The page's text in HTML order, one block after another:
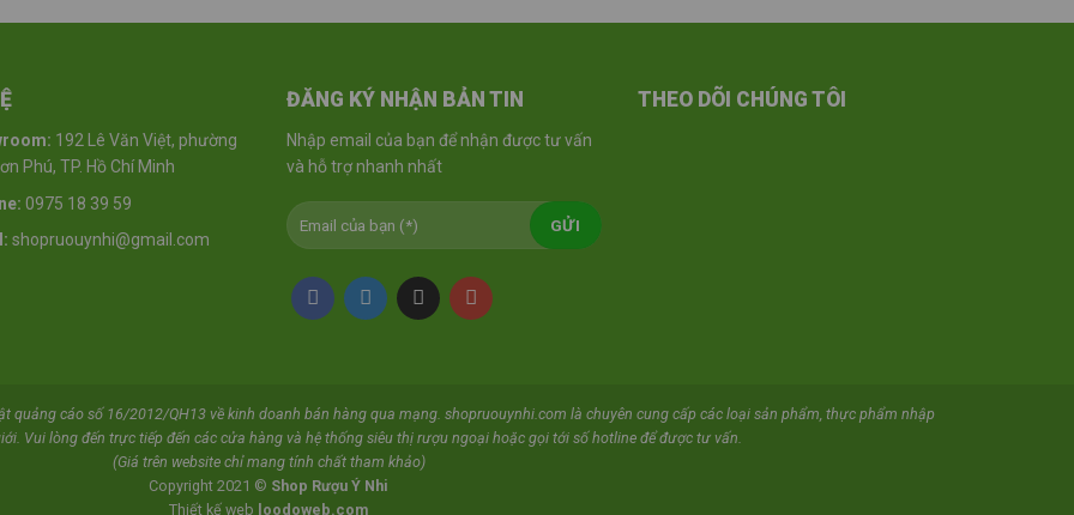
192 Lê Văn Việt, phường
Phú, TP. Hồ Chí Minh
0975 18 39 59
shopruouynhi@gmail.com
ĐĂNG KÝ NHẬN BẢN TIN
Nhập email của bạn để nhận được tư vấn
và hỗ trợ nhanh nhất
THEO DÕI CHÚNG TÔI
quảng cáo số 16/2012/QH13 về kinh doanh bán hàng qua mạng. shopruouynhi.com là chuyên cung cấp các loại sản phẩm, thực phẩm nhập
Vui lòng đến trực tiếp đến các cửa hàng và hệ thống siêu thị rượu ngoại hoặc gọi tới số hotline để được tư vấn.
(Giá trên website chỉ mang tính chất tham khảo)
Copyright 2021 © Shop Rượu Ý Nhi
Thiết kế web loodoweb.com